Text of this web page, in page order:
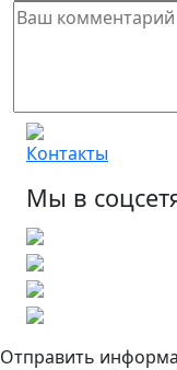
Контакты
Мы в
Отправить